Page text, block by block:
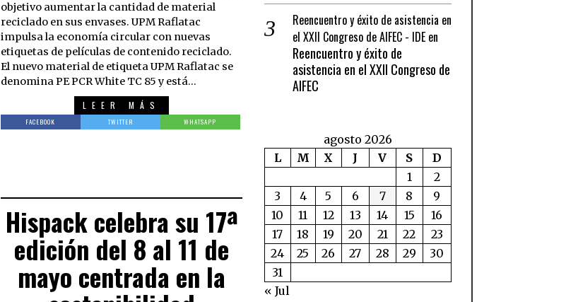
objetivo aumentar la cantidad de material
reciclado en sus envases. UPM Raflatac
impulsa la economía circular con nuevas
etiquetas de películas de contenido reciclado.
El nuevo material de etiqueta UPM Raflatac se
denomina PE PCR White TC 85 y está…
LEER MÁS
FACEBOOK TWITTER WHATSAPP
Hispack celebra su 17ª
edición del 8 al 11 de
mayo centrada en la
Reencuentro y éxito de asistencia en
el XXII Congreso de AIFEC - IDEen
Reencuentro y éxito de
asistencia en el XXII Congreso de
AIFEC
agosto 2026
L
M X J V S
D
1
2
3
4 5 6 7 8
9
10
11 12 13 14 15
16
17
18 19 20 21 22
23
24
25 26 27 28 29
30
31
« Jul